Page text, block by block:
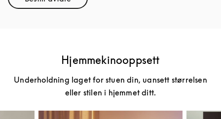
Link Opens in New Tab
Hjemmekinooppsett
Underholdning laget for stuen din, uansett størrelsen
eller stilen i hjemmet ditt.